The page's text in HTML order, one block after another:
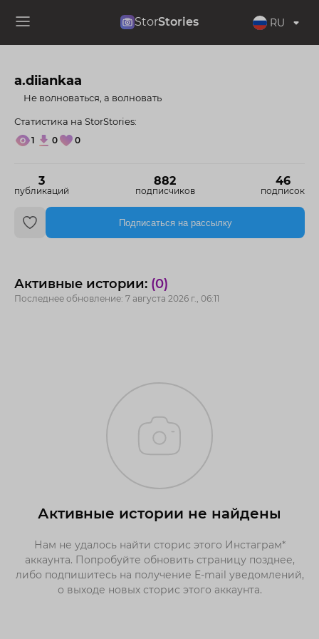
StorStories RU
a.diiankaa
3
публикаций
882
подписчиков
46
подписок
⠀ Не волноваться, а волновать
Статистика на StorStories:
1 0 0
Подписаться на рассылку
Активные истории: (0)
Последнее обновление: 7 августа 2026 г., 06:11
Активные истории не найдены
Нам не удалось найти сторис этого Инстаграм*
аккаунта. Попробуйте обновить страницу позднее,
либо подпишитесь на получение E-mail уведомлений,
о выходе новых сторис этого аккаунта.